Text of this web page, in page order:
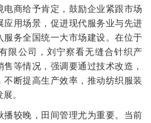
电商给予肯定，鼓励企业紧跟市场
应用场景，促进现代服务业与先进
务全国统一大市场建设。在位于
限公司，刘宁察看无缝合针织产
等情况，强调要通过技术改造，
断提高生产效率，推动纺织服装
。
较晚，田间管理尤为重要。当前